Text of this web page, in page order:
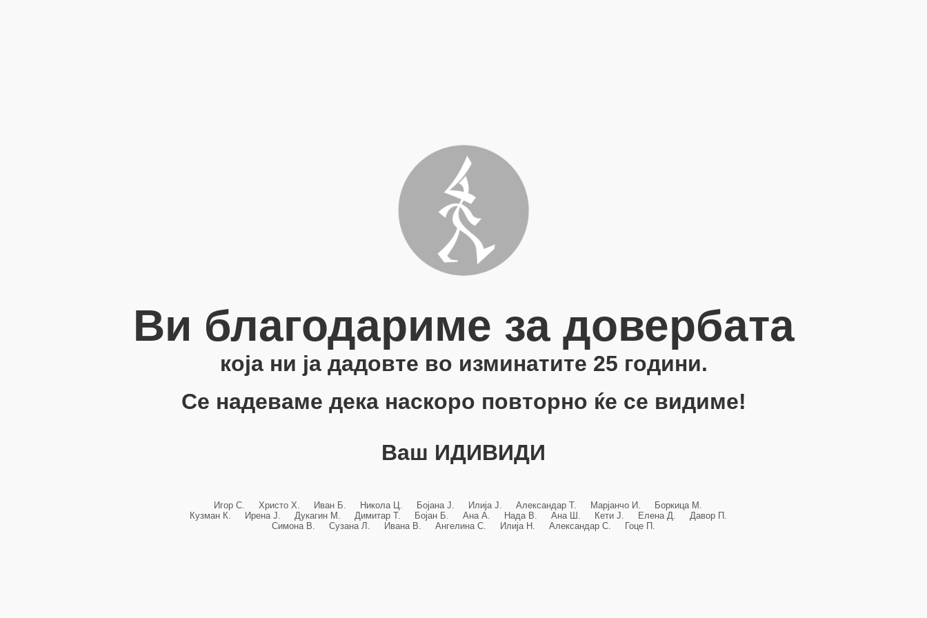
Ви благодариме за довербата
која ни ја дадовте во изминатите 25 години.
Се надеваме дека наскоро повторно ќе се видиме!
Ваш ИДИВИДИ
Игор С. Христо Х. Иван Б. Никола Ц. Бојана Ј. Илија Ј. Александар Т. Марјанчо И. Боркица М.
Кузман К. Ирена Ј. Дукагин М. Димитар Т. Бојан Б. Ана А. Нада В. Ана Ш. Кети Ј. Елена Д. Давор П.
Симона В. Сузана Л. Ивана В. Ангелина С. Илија Н. Александар С. Гоце П.